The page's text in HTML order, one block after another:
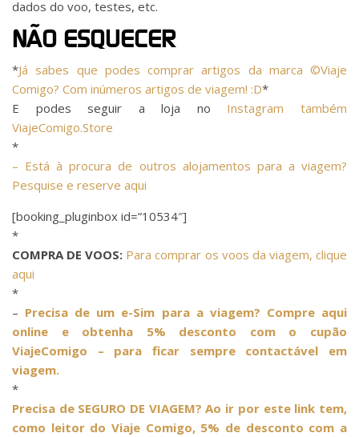
dados do voo, testes, etc.
NÃO ESQUECER
*Já sabes que podes comprar artigos da marca ©Viaje
Comigo? Com inúmeros artigos de viagem! :D*
E podes seguir a loja no Instagram também
ViajeComigo.Store
*
– Está à procura de outros alojamentos para a viagem?
Pesquise e reserve aqui
[booking_pluginbox id=”10534″]
*
COMPRA DE VOOS: Para comprar os voos da viagem, clique
aqui
*
– Precisa de um e-Sim para a viagem? Compre aqui
online e obtenha 5% desconto com o cupão
ViajeComigo – para ficar sempre contactável em
viagem.
*
Precisa de SEGURO DE VIAGEM? Ao ir por este link tem,
como leitor do Viaje Comigo, 5% de desconto com a